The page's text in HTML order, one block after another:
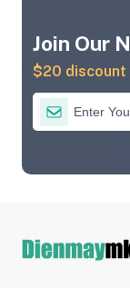
Join Our
$20